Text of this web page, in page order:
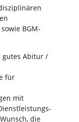
BGM-
gutes Abitur /
für
mit
die